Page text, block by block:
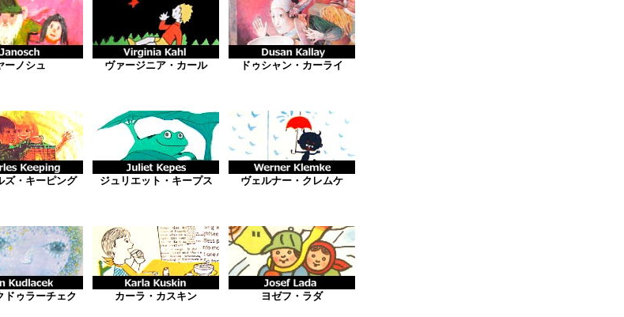
ーノシュ ヴァージニア・カール ドゥシャン・カーライ
ズ・キーピング ジュリエット・キープス ヴェルナー・クレムケ
ドゥラーチェク カーラ・カスキン ヨゼフ・ラダ